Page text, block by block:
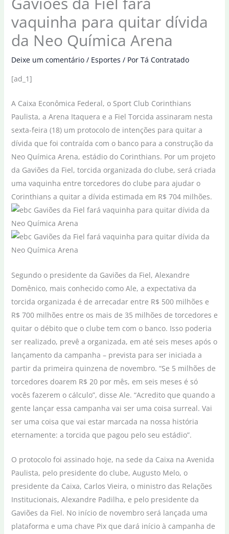
vaquinha para quitar dívida
da Neo Química Arena
Deixe um comentário / Esportes / Por Tá Contratado
[ad_1]
A Caixa Econômica Federal, o Sport Club Corinthians
Paulista, a Arena Itaquera e a Fiel Torcida assinaram nesta
sexta-feira (18) um protocolo de intenções para quitar a
dívida que foi contraída com o banco para a construção da
Neo Química Arena, estádio do Corinthians. Por um projeto
da Gaviões da Fiel, torcida organizada do clube, será criada
uma vaquinha entre torcedores do clube para ajudar o
Corinthians a quitar a dívida estimada em R$ 704 milhões.
Segundo o presidente da Gaviões da Fiel, Alexandre
Domênico, mais conhecido como Ale, a expectativa da
torcida organizada é de arrecadar entre R$ 500 milhões e
R$ 700 milhões entre os mais de 35 milhões de torcedores e
quitar o débito que o clube tem com o banco. Isso poderia
ser realizado, prevê a organizada, em até seis meses após o
lançamento da campanha – prevista para ser iniciada a
partir da primeira quinzena de novembro. “Se 5 milhões de
torcedores doarem R$ 20 por mês, em seis meses é só
vocês fazerem o cálculo”, disse Ale. “Acredito que quando a
gente lançar essa campanha vai ser uma coisa surreal. Vai
ser uma coisa que vai estar marcada na nossa história
eternamente: a torcida que pagou pelo seu estádio”.
O protocolo foi assinado hoje, na sede da Caixa na Avenida
Paulista, pelo presidente do clube, Augusto Melo, o
presidente da Caixa, Carlos Vieira, o ministro das Relações
Institucionais, Alexandre Padilha, e pelo presidente da
Gaviões da Fiel. No início de novembro será lançada uma
plataforma e uma chave Pix que dará início à campanha de